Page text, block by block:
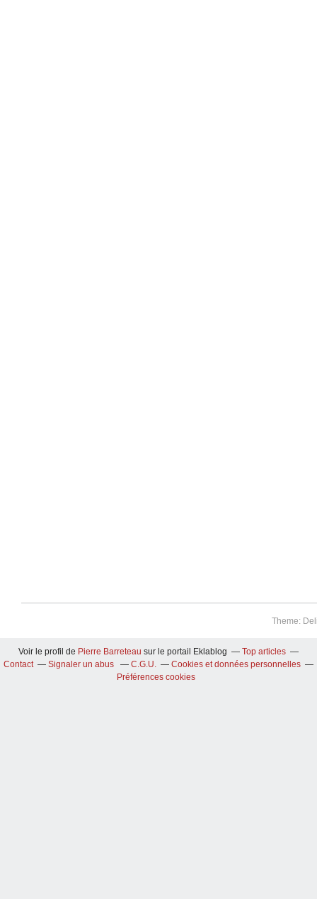
Theme:
Voir le profil de Pierre Barreteau sur le portail Eklablog
Top articles
Contact
Signaler un abus C.G.U.
Cookies et données personnelles
Préférences cookies